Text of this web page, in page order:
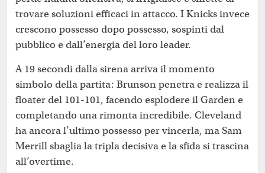
trovare soluzioni efficaci in attacco. I Knicks invece
crescono possesso dopo possesso, sospinti dal
pubblico e dall’energia del loro leader.
A 19 secondi dalla sirena arriva il momento
simbolo della partita: Brunson penetra e realizza il
floater del 101-101, facendo esplodere il Garden e
completando una rimonta incredibile. Cleveland
ha ancora l’ultimo possesso per vincerla, ma Sam
Merrill sbaglia la tripla decisiva e la sfida si trascina
all’overtime.